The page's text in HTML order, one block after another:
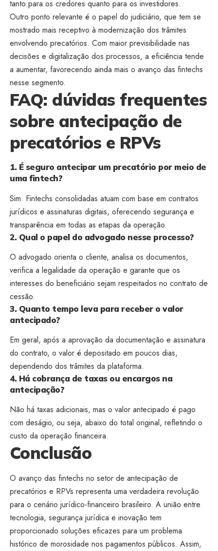
tanto para os credores quanto para os investidores.
Outro ponto relevante é o papel do judiciário, que tem se
mostrado mais receptivo à modernização dos trâmites
envolvendo precatórios. Com maior previsibilidade nas
decisões e digitalização dos processos, a eficiência tende
a aumentar, favorecendo ainda mais o avanço das fintechs
nesse segmento.
FAQ: dúvidas frequentes
sobre antecipação de
precatórios e RPVs
1. É seguro antecipar um precatório por meio de
uma fintech?
Sim. Fintechs consolidadas atuam com base em contratos
jurídicos e assinaturas digitais, oferecendo segurança e
transparência em todas as etapas da operação.
2. Qual o papel do advogado nesse processo?
O advogado orienta o cliente, analisa os documentos,
verifica a legalidade da operação e garante que os
interesses do beneficiário sejam respeitados no contrato de
cessão.
3. Quanto tempo leva para receber o valor
antecipado?
Em geral, após a aprovação da documentação e assinatura
do contrato, o valor é depositado em poucos dias,
dependendo dos trâmites da plataforma.
4. Há cobrança de taxas ou encargos na
antecipação?
Não há taxas adicionais, mas o valor antecipado é pago
com deságio, ou seja, abaixo do total original, refletindo o
custo da operação financeira.
Conclusão
O avanço das fintechs no setor de antecipação de
precatórios e RPVs representa uma verdadeira revolução
para o cenário jurídico-financeiro brasileiro. A união entre
tecnologia, segurança jurídica e inovação tem
proporcionado soluções eficazes para um problema
histórico de morosidade nos pagamentos públicos. Assim,